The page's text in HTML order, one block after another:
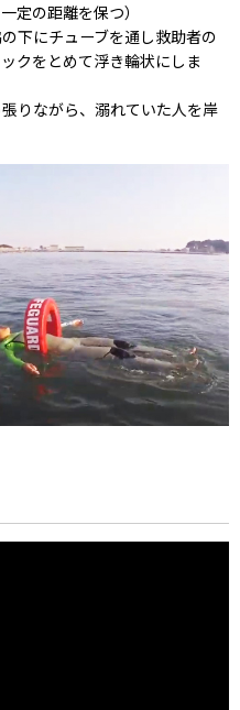
定の距離を保つ）
下にチューブを通し救助者の
クをとめて浮き輪状にしま
りながら、溺れていた人を岸